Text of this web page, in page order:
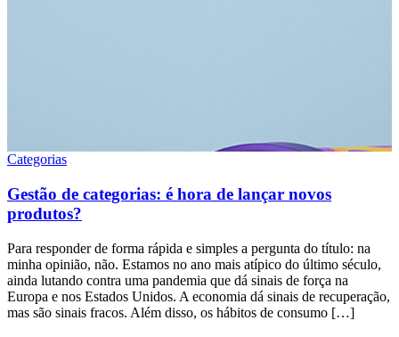
Categorias
Gestão de categorias: é hora de lançar novos
produtos?
Para responder de forma rápida e simples a pergunta do título: na
minha opinião, não. Estamos no ano mais atípico do último século,
ainda lutando contra uma pandemia que dá sinais de força na
Europa e nos Estados Unidos. A economia dá sinais de recuperação,
mas são sinais fracos. Além disso, os hábitos de consumo […]